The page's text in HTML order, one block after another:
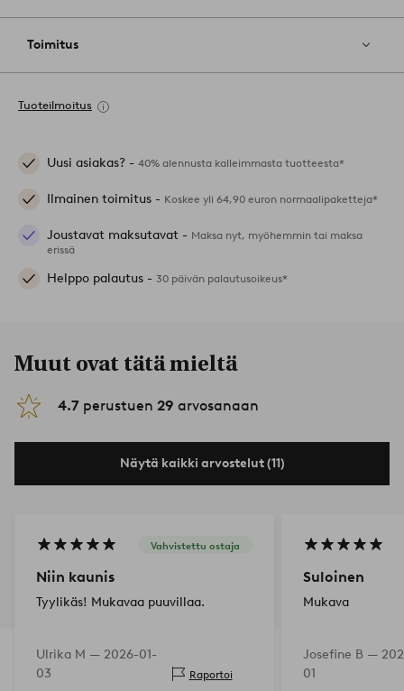
Toimitus
Tuoteilmoitus
Uusi asiakas? - 40% alennusta kalleimmasta tuotteesta*
Ilmainen toimitus - Koskee yli 64,90 euron normaalipaketteja*
Joustavat maksutavat - Maksa nyt, myöhemmin tai maksa
erissä
Helppo palautus - 30 päivän palautusoikeus*
Muut ovat tätä mieltä
4.7 perustuen 29 arvosanaan
Näytä kaikki arvostelut (11)
Vahvistettu ostaja
Niin kaunis
Tyylikäs! Mukavaa puuvillaa.
Ulrika M — 2026-01-
03
Raportoi
Suloinen
Mukava
Josefine B —
01